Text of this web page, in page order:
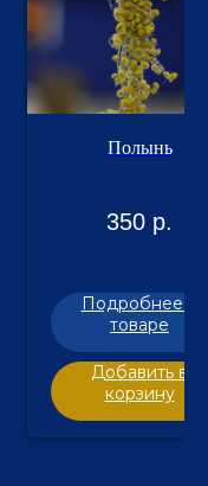
Полынь
350 р.
Подробнее о
товаре
Добавить в
корзину